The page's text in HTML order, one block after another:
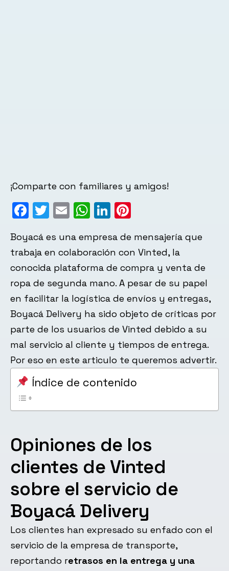
¡Comparte con familiares y amigos!
Facebook
Twitter
EmailWhatsApp
LinkedIn
Boyacá es una empresa de mensajería que
trabaja en colaboración con Vinted, la
conocida plataforma de compra y venta de
ropa de segunda mano. A pesar de su papel
en facilitar la logística de envíos y entregas,
Boyacá Delivery ha sido objeto de críticas por
parte de los usuarios de Vinted debido a su
mal servicio al cliente y tiempos de entrega.
Por eso en este articulo te queremos advertir.
Índice de contenido
Opiniones de los
clientes de Vinted
sobre el servicio de
Boyacá Delivery
Los clientes han expresado su enfado con el
servicio de la empresa de transporte,
reportando retrasos en la entrega y una